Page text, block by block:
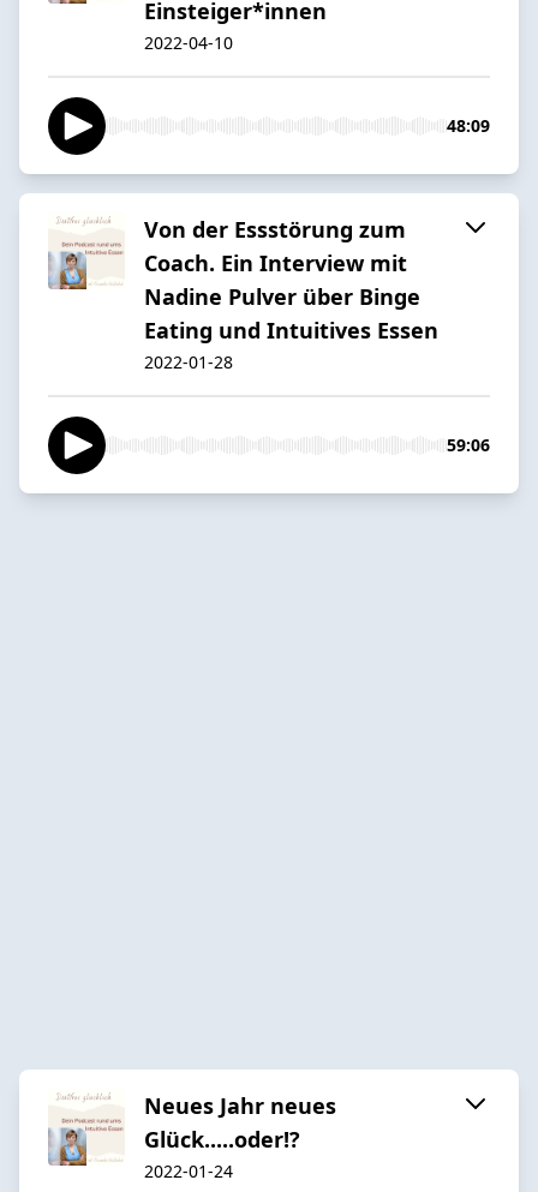
Einsteiger*innen
2022-04-10
48:09
Von der Essstörung zum
Coach. Ein Interview mit
Nadine Pulver über Binge
Eating und Intuitives Essen
2022-01-28
59:06
Neues Jahr neues
Glück.....oder!?
2022-01-24